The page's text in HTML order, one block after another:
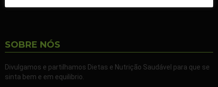
SOBRE NÓS
Divulgamos e partilhamos Dietas e Nutrição Saudável para que se
sinta bem e em equilibrio.